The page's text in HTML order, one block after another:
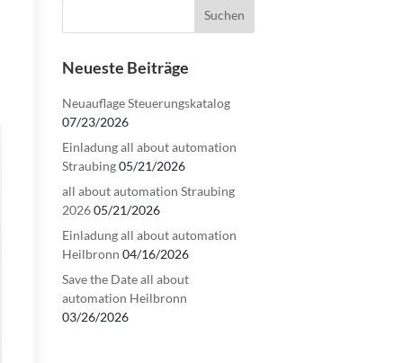
Neueste Beiträge
Neuauflage Steuerungskatalog
07/23/2026
Einladung all about automation
Straubing05/21/2026
all about automation Straubing
202605/21/2026
Einladung all about automation
Heilbronn 04/16/2026
Save the Date all about
automation Heilbronn
03/26/2026